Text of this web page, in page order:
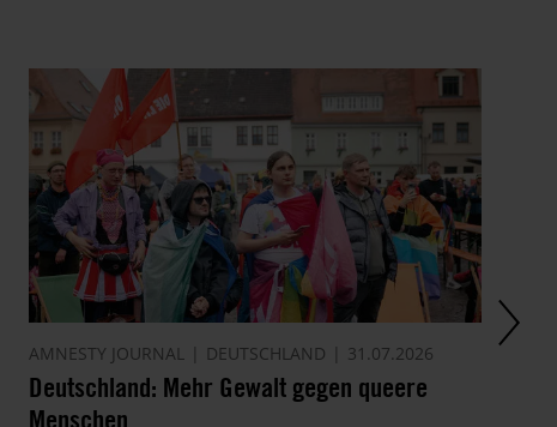
AMNESTY JOURNAL DEUTSCHLAND 31.07.2026
Deutschland: Mehr Gewalt gegen queere
Menschen